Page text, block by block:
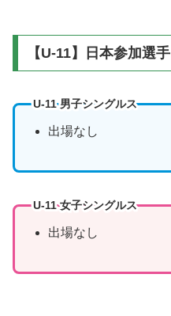
【U-11】日本参加選手
U-11 男子シングルス
出場なし
U-11 女子シングルス
出場なし